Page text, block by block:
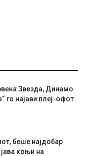
Звезда, Динамо
го најави плеј-офот
беше најдобар
коњи на